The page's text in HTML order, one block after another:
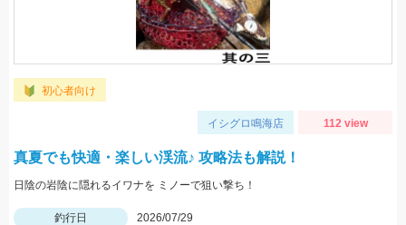
初心者向け
イシグロ鳴海店 112 view
真夏でも快適・楽しい渓流♪ 攻略法も解説！
日陰の岩陰に隠れるイワナを ミノーで狙い撃ち！
釣行日
2026/07/29